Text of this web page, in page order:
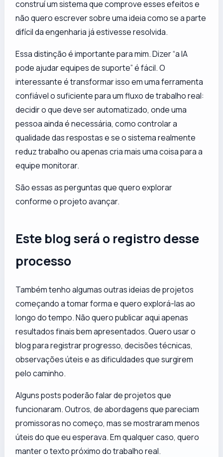
construí um sistema que comprove esses efeitos e
não quero escrever sobre uma ideia como se a parte
difícil da engenharia já estivesse resolvida.
Essa distinção é importante para mim. Dizer “a IA
pode ajudar equipes de suporte” é fácil. O
interessante é transformar isso em uma ferramenta
confiável o suficiente para um fluxo de trabalho real:
decidir o que deve ser automatizado, onde uma
pessoa ainda é necessária, como controlar a
qualidade das respostas e se o sistema realmente
reduz trabalho ou apenas cria mais uma coisa para a
equipe monitorar.
São essas as perguntas que quero explorar
conforme o projeto avançar.
Este blog será o registro desse
processo
Também tenho algumas outras ideias de projetos
começando a tomar forma e quero explorá-las ao
longo do tempo. Não quero publicar aqui apenas
resultados finais bem apresentados. Quero usar o
blog para registrar progresso, decisões técnicas,
observações úteis e as dificuldades que surgirem
pelo caminho.
Alguns posts poderão falar de projetos que
funcionaram. Outros, de abordagens que pareciam
promissoras no começo, mas se mostraram menos
úteis do que eu esperava. Em qualquer caso, quero
manter o texto próximo do trabalho real.